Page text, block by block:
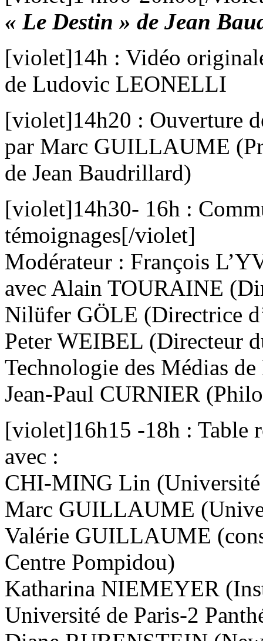
« Le Destin » de Jean
[violet]14h : Vidéo
de Ludovic LEONELLI
[violet]14h20 : Ouverture
par Marc GUILLAUME
de Jean Baudrillard)
[violet]14h30- 16h :
témoignages[/violet]
Modérateur : François
avec Alain TOURAINE
Nilüfer GÖLE (Directrice
Peter WEIBEL (Directeur
Technologie des Médias
Jean-Paul CURNIER
[violet]16h15 -18h : Table
avec :
CHI-MING Lin (Université
Marc GUILLAUME
Valérie GUILLAUME
Centre Pompidou)
Katharina NIEMEYER
Université de Paris-2